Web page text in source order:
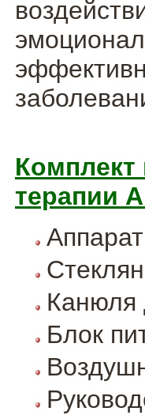
Комплект
терапии
Аппарат
Канюля
Блок